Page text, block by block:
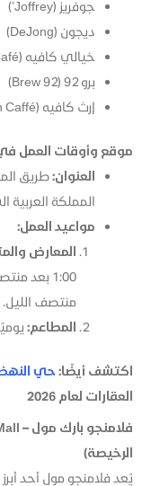
جوفريز (Joffrey’)
ديجون (DeJon​g)
خيالي كافيه (Khayali Café​)
برو 92 ​(Brew 92)
إرث كافيه (Urth Caffé​).
موقع وأوقات العمل في
العنوان:طريق
المملكة العربية
مواعيد العمل:
المعارض
منتصف الليل.
المطاعم: يوميًا من الـ
اكتشف أيضًا:حي
العقارات لعام 2026
الرخيصة)
يُعد فلامنجو مول أحد